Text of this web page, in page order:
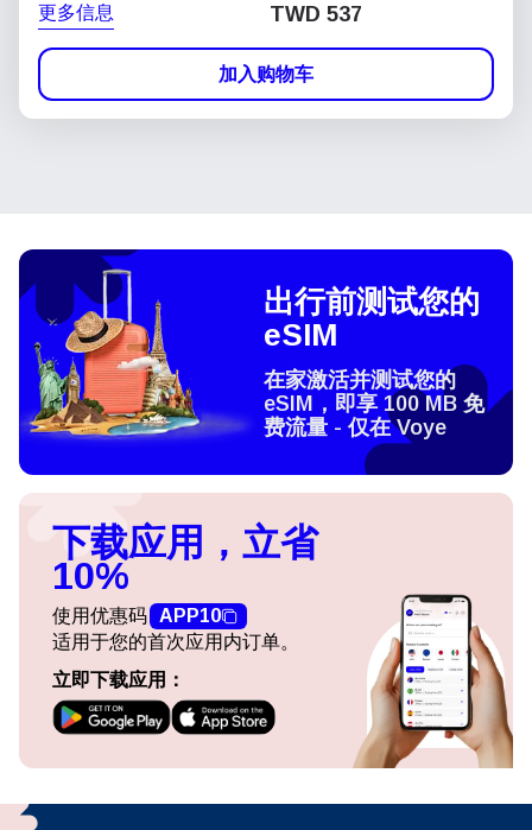
更多信息 TWD 537
加入购物车
出行前测试您的
eSIM
在家激活并测试您的
eSIM，即享 100 MB 免
费流量 - 仅在 Voye
下载应用，立省
10%
使用优惠码 APP10
适用于您的首次应用内订单。
立即下载应用：